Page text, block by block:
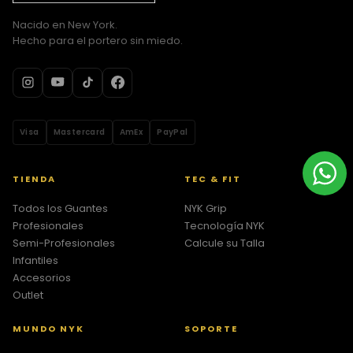
Nacido en New York.
Hecho para el portero sin miedo.
Visa Mastercard AmEx PayPal
TIENDA
Todos los Guantes
Profesionales
Semi-Profesionales
Infantiles
Accesorios
Outlet
TEC & FIT
NYK Grip
Tecnología NYK
Calcule su Talla
MUNDO NYK SOPORTE